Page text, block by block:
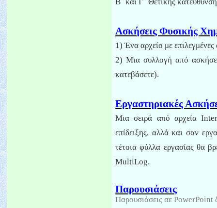
Ασκήσεις Φυσικής
1) Ένα αρχείο με
2) Μια συλλογή από
κατεβάσετε).
Εργαστηριακές
Μια σειρά από αρχεία
επίδειξης, αλλά και σαν
τέτοια φύλλα εργασίας θα
MultiLog.
Παρουσιάσεις
Παρουσιάσεις σεPowerPoint